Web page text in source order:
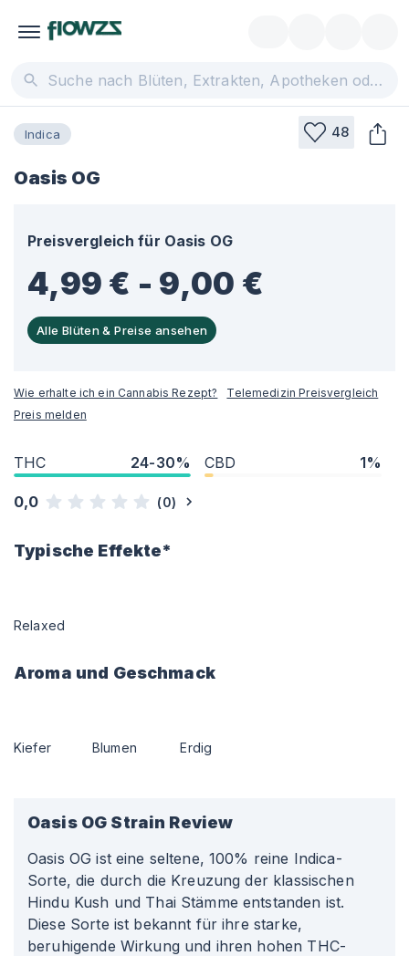
Indica 48
Oasis OG
Preisvergleich für Oasis OG
4,99 € - 9,00 €
Alle Blüten & Preise ansehen
Wie erhalte ich ein Cannabis Rezept?
Telemedizin Preisvergleich
Preis melden
THC 24-30% CBD 1%
0,0 (0)
Typische Effekte*
Relaxed
Aroma und Geschmack
Kiefer Blumen Erdig
Oasis OG Strain Review
Oasis OG ist eine seltene, 100% reine Indica-
Sorte, die durch die Kreuzung der klassischen
Hindu Kush und Thai Stämme entstanden ist.
Diese Sorte ist bekannt für ihre starke,
beruhigende Wirkung und ihren hohen THC-